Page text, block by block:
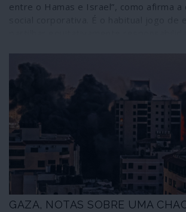
em delírio sem se darem conta das
entre o Hamas e Israel”, como afirma a
as vítimas. O que está a acontecer não
um massacre de uma das partes; e o
possível e credível para a situação é o
dos direitos do povo palestiniano
internacionais. Tudo o resto significa o
situação e o extermínio de um povo.
uma fase de chacina extrema por parte
prossegue o massacre paulatino de
até novo auge ofensivo contra Gaza ou
território ocupado da Palestina.
GAZA, NOTAS SOBRE UMA